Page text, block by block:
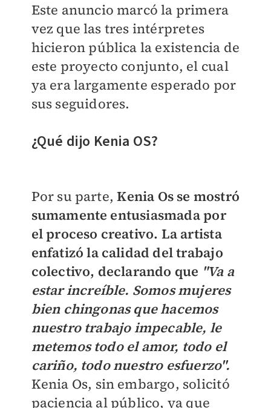
Este anuncio marcó la primera
vez que las tres intérpretes
hicieron pública la existencia de
este proyecto conjunto, el cual
ya era largamente esperado por
sus seguidores.
¿Qué dijo Kenia OS?
Por su parte, Kenia Os se mostró
sumamente entusiasmada por
el proceso creativo. La artista
enfatizó la calidad del trabajo
colectivo, declarando que "Va a
estar increíble. Somos mujeres
bien chingonas que hacemos
nuestro trabajo impecable, le
metemos todo el amor, todo el
cariño, todo nuestro esfuerzo".
Kenia Os, sin embargo, solicitó
paciencia al público, ya que